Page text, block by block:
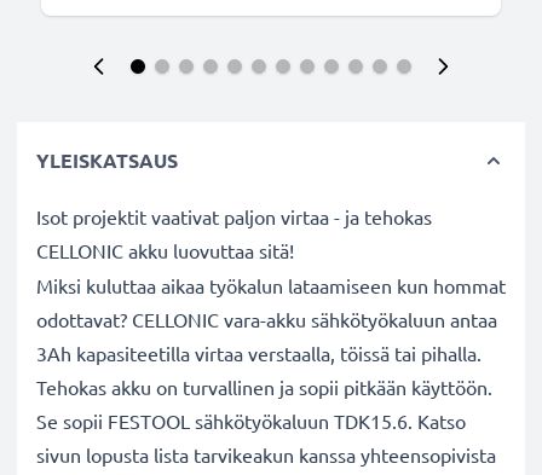
YLEISKATSAUS
Isot projektit vaativat paljon virtaa - ja tehokas
CELLONIC akku luovuttaa sitä!
Miksi kuluttaa aikaa työkalun lataamiseen kun hommat
odottavat? CELLONIC vara-akku sähkötyökaluun antaa
3Ah kapasiteetilla virtaa verstaalla, töissä tai pihalla.
Tehokas akku on turvallinen ja sopii pitkään käyttöön.
Se sopii FESTOOL sähkötyökaluun TDK15.6. Katso
sivun lopusta lista tarvikeakun kanssa yhteensopivista